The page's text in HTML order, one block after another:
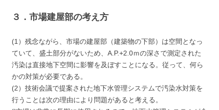
３．市場建屋部の考え方
(1）残念ながら、市場の建屋部（建築物の下部）は空間となっ
ていて、盛土部分がないため、A.P.+2.0ｍの深さで測定された
汚染は直接地下空間に影響を及ぼすことになる。従って、何ら
かの対策が必要である。
(2）技術会議で提案された地下水管理システムで汚染水対策を
行うことは次の理由により問題があると考える。